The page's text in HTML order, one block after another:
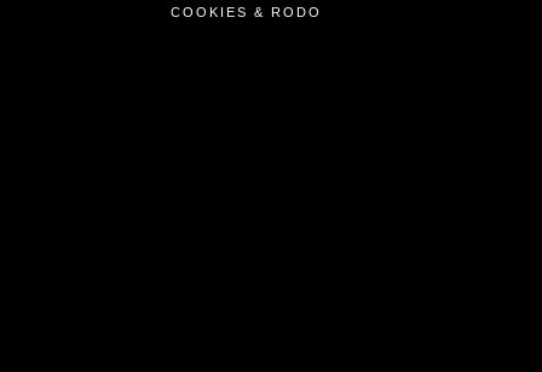
COOKIES & RODO